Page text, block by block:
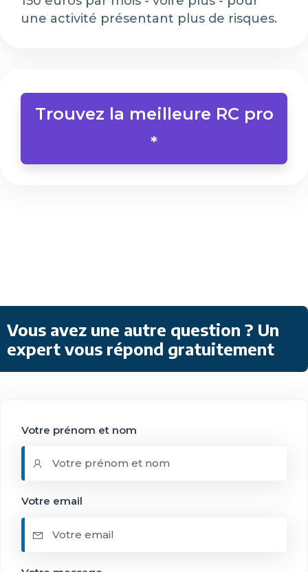
une activité présentant plus de risques.
Trouvez la meilleure RC pro
*
Vous avez une autre question ? Un
expert vous répond gratuitement
Votre prénom et nom
Votre email